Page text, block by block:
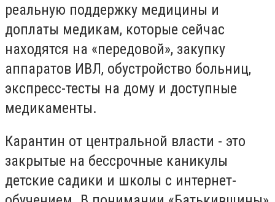
реальную поддержку медицины и
доплаты медикам, которые сейчас
находятся на «передовой», закупку
аппаратов ИВЛ, обустройство больниц,
экспресс-тесты на дому и доступные
медикаменты.
Карантин от центральной власти - это
закрытые на бессрочные каникулы
детские садики и школы с интернет-